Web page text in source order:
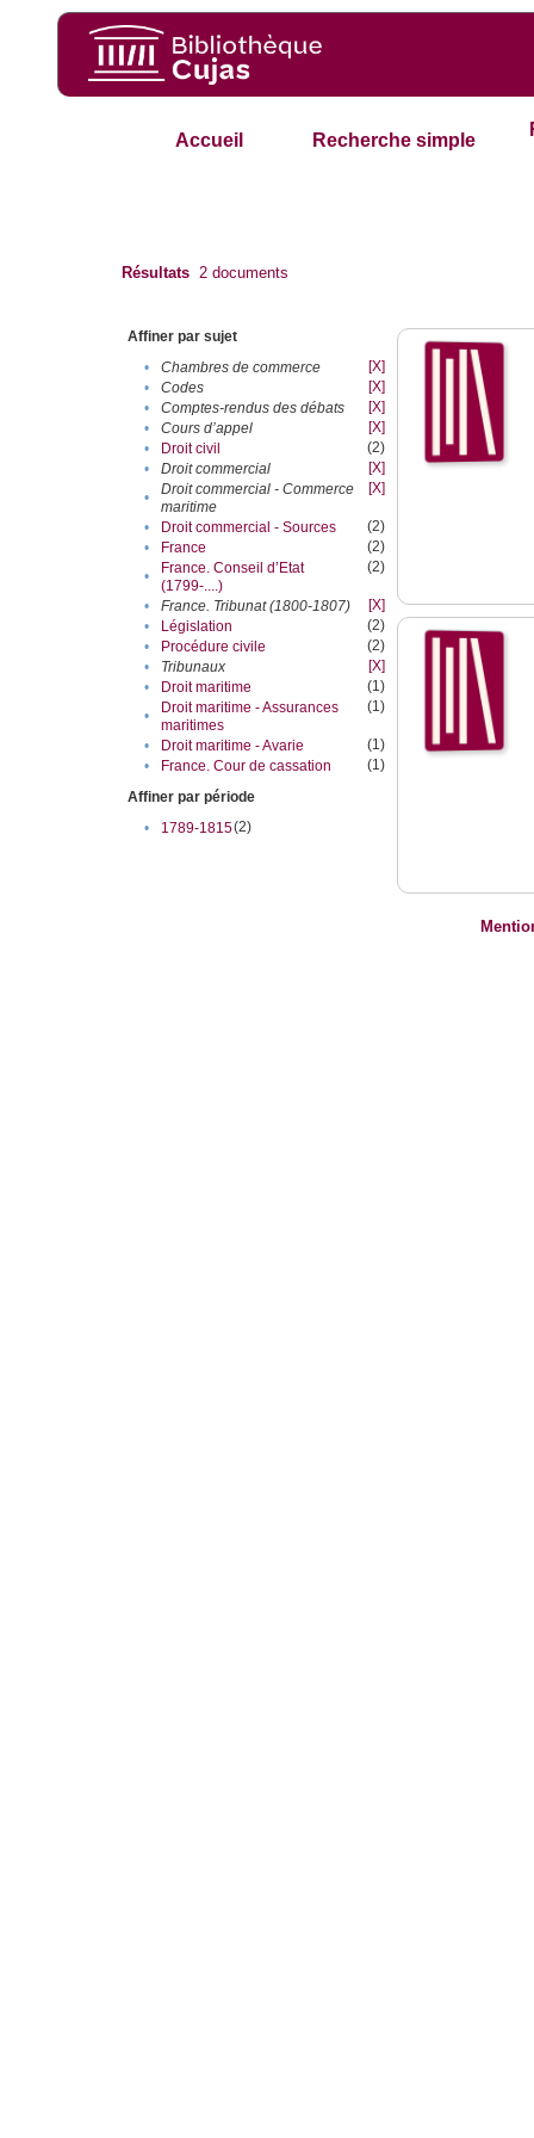
Accueil Recherche simple
Résultats 2 documents
Affiner par sujet
•
Chambres de commerce
[X]
•
Codes
[X]
•
Comptes-rendus des débats
[X]
•
Cours d’appel
[X]
•
Droit civil
(2)
•
Droit commercial
[X]
•
Droit commercial - Commerce
maritime
[X]
• Droit commercial - Sources
(2)
•
France
(2)
•
France. Conseil d’Etat
(1799-....)
(2)
• France. Tribunat (1800-1807)
[X]
•
Législation
(2)
•
Procédure civile
(2)
•
Tribunaux
[X]
•
Droit maritime
(1)
•
Droit maritime - Assurances
maritimes
(1)
• Droit maritime - Avarie
(1)
•
France. Cour de cassation
(1)
Affiner par période
•
1789-1815(2)